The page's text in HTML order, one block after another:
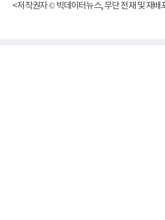
<저작권자 © 빅데이터뉴스, 무단 전재 및 재배